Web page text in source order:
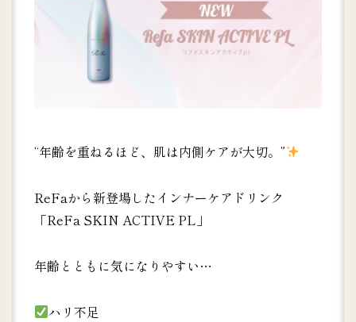
“年齢を重ねるほど、肌は内側ケアが大切。”
ReFaから新登場したインナーケアドリンク
「ReFa SKIN ACTIVE PL」
年齢とともに気になりやすい…
ハリ不足